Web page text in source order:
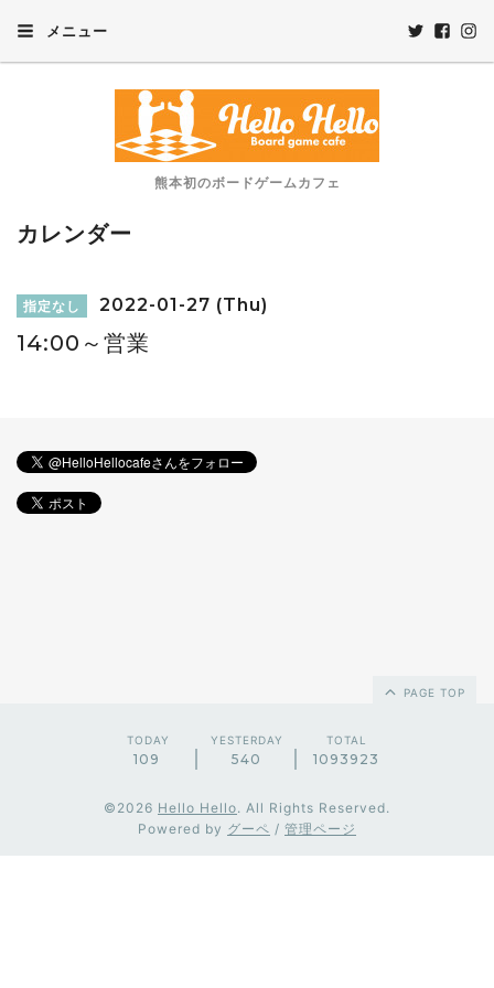
メニュー
熊本初のボードゲームカフェ
カレンダー
指定なし 2022-01-27 (Thu)
14:00～営業
PAGE TOP
TODAY
109
YESTERDAY
540
TOTAL
1093923
©2026 Hello Hello. All Rights Reserved.
Powered by グーペ / 管理ページ